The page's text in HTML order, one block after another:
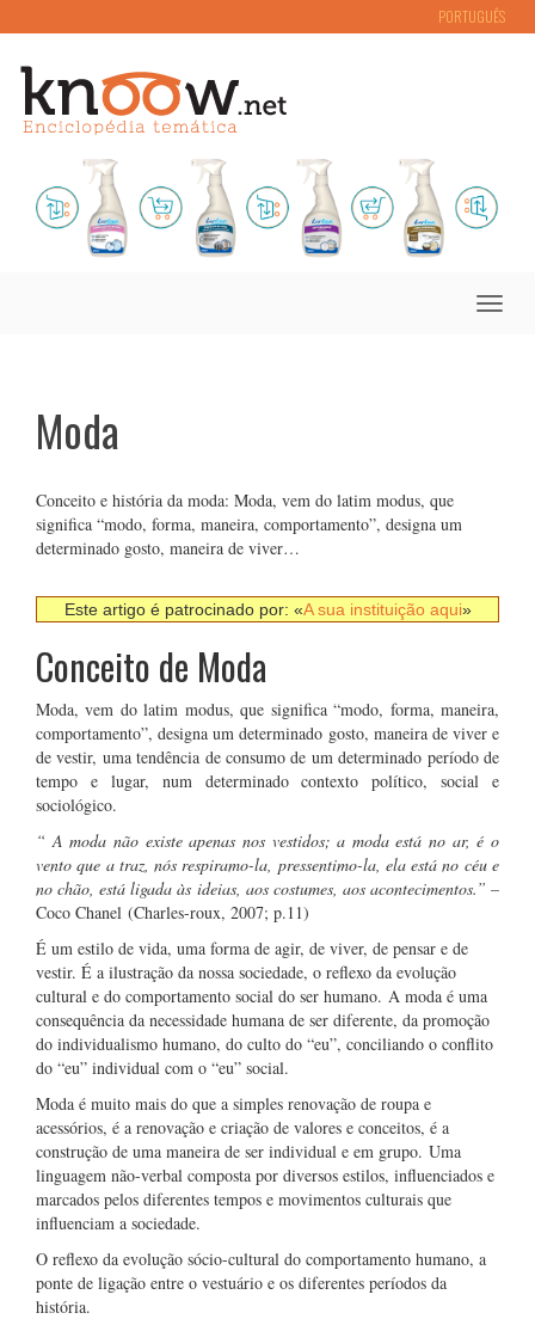
PORTUGUÊS
Toggle
Moda
Conceito e história da moda: Moda, vem do latim modus, que
significa “modo, forma, maneira, comportamento”, designa um
determinado gosto, maneira de viver…
Este artigo é patrocinado por: «A sua instituição aqui»
Conceito de Moda
Moda, vem do latim modus, que significa “modo, forma, maneira,
comportamento”, designa um determinado gosto, maneira de viver e
de vestir, uma tendência de consumo de um determinado período de
tempo e lugar, num determinado contexto político, social e
sociológico.
“ A moda não existe apenas nos vestidos; a moda está no ar, é o
vento que a traz, nós respiramo-la, pressentimo-la, ela está no céu e
no chão, está ligada às ideias, aos costumes, aos acontecimentos.” –
Coco Chanel (Charles-roux, 2007; p.11)
É um estilo de vida, uma forma de agir, de viver, de pensar e de
vestir. É a ilustração da nossa sociedade, o reflexo da evolução
cultural e do comportamento social do ser humano. A moda é uma
consequência da necessidade humana de ser diferente, da promoção
do individualismo humano, do culto do “eu”, conciliando o conflito
do “eu” individual com o “eu” social.
Moda é muito mais do que a simples renovação de roupa e
acessórios, é a renovação e criação de valores e conceitos, é a
construção de uma maneira de ser individual e em grupo. Uma
linguagem não-verbal composta por diversos estilos, influenciados e
marcados pelos diferentes tempos e movimentos culturais que
influenciam a sociedade.
O reflexo da evolução sócio-cultural do comportamento humano, a
ponte de ligação entre o vestuário e os diferentes períodos da
história.